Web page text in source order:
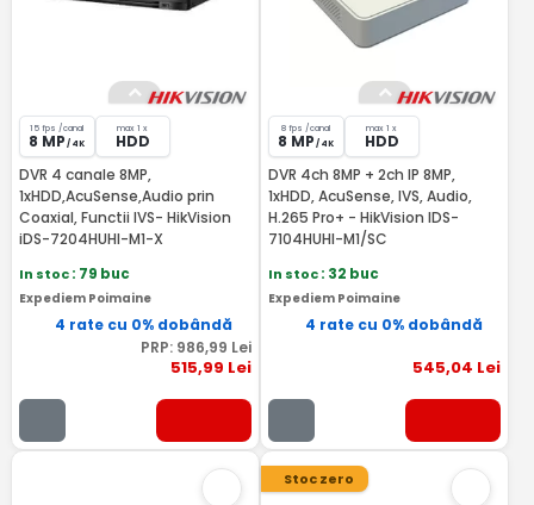
15 fps /canal
8 MP / 4K
max 1 x
HDD
DVR 4 canale 8MP,
1xHDD,AcuSense,Audio prin
Coaxial, Functii IVS- HikVision
iDS-7204HUHI-M1-X
In stoc: 79 buc
Expediem Poimaine
4 rate cu 0% dobândă
PRP: 986,99 Lei
515,99 Lei
8 fps /canal
8 MP / 4K
max 1 x
HDD
DVR 4ch 8MP + 2ch IP 8MP,
1xHDD, AcuSense, IVS, Audio,
H.265 Pro+ - HikVision IDS-
7104HUHI-M1/SC
In stoc: 32 buc
Expediem Poimaine
4 rate cu 0% dobândă
545,04 Lei
Stoc zero